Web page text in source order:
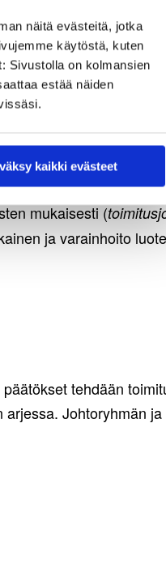
näitä evästeitä, jotka
käytöstä, kuten
Sivustolla on kolmansien
estää näiden
kaikki evästeet
mukaisesti (
ja varainhoito
tehdään
Johtoryhmän